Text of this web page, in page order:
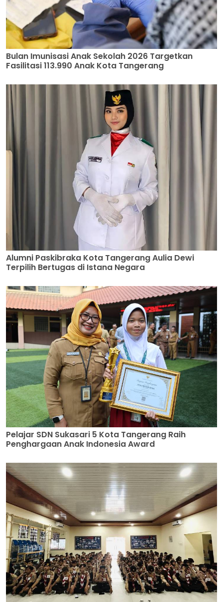
Bulan Imunisasi Anak Sekolah 2026 Targetkan
Fasilitasi 113.990 Anak Kota Tangerang
Alumni Paskibraka Kota Tangerang Aulia Dewi
Terpilih Bertugas di Istana Negara
Pelajar SDN Sukasari 5 Kota Tangerang Raih
Penghargaan Anak Indonesia Award